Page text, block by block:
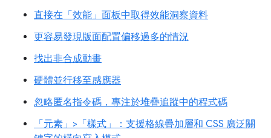
直接在「效能」面板中取得效能洞察資料
更容易發現版面配置偏移過多的情況
找出非合成動畫
硬體並行移至感應器
忽略匿名指令碼，專注於堆疊追蹤中的程式碼
「元素」>「樣式」：支援格線疊加層和 CSS 廣泛關